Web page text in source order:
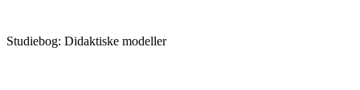
Studiebog: Didaktiske modeller